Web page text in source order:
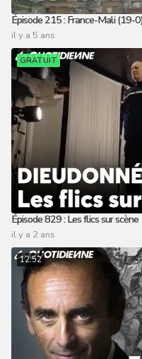
Épisode 215 : France-Mali (19-
il y a 5 ans
GRATUIT
Épisode 829 : Les flics sur scène
il y a 2 ans
12:52